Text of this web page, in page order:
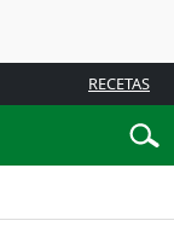
RECETAS